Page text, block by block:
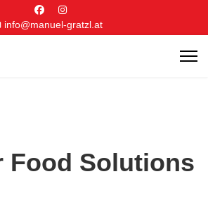
info@manuel-gratzl.at
Food Solutions